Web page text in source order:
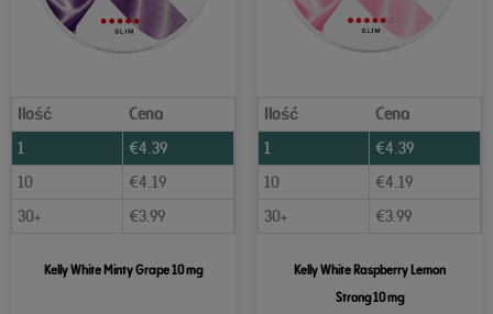
Ilość
Cena
1
€4.39
10
€4.19
30+
€3.99
Kelly White Minty Grape 10 mg
Ilość
Cena
1
€4.39
10
€4.19
30+
€3.99
Kelly White Raspberry Lemon
Strong 10 mg